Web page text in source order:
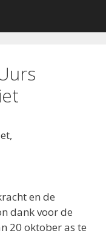
en de
dank voor de
20 oktober as te